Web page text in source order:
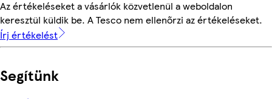
Az értékeléseket a vásárlók közvetlenül a weboldalon
keresztül küldik be. A Tesco nem ellenőrzi az értékeléseket.
Írj értékelést
Segítünk